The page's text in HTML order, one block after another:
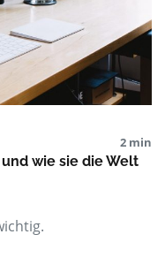
2 min
wie sie die Welt